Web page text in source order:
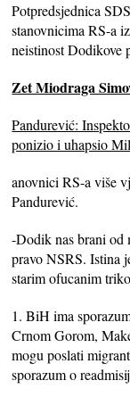
Potpredsjednica
stanovnicima RS-a
neistinost Dodikove
Zet Miodraga
Pandurević:
ponizio i uhapsio
anovnici RS-a više
Pandurević.
-Dodik nas brani od
pravo NSRS. Istina
starim ofucanim
1. BiH ima
Crnom Gorom,
mogu poslati
sporazum o